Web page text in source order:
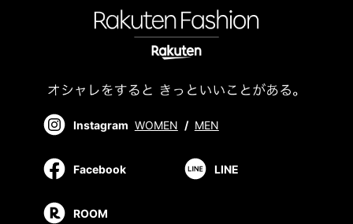
Instagram WOMEN / MEN
Facebook LINE
ROOM